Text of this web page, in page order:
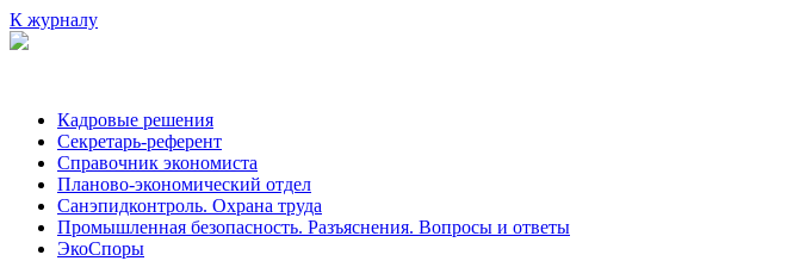
К журналу
Кадровые решения
Секретарь-референт
Справочник экономиста
Планово-экономический отдел
Санэпидконтроль. Охрана труда
Промышленная безопасность. Разъяснения. Вопросы и ответы
ЭкоСпоры